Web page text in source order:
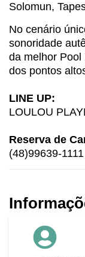
Solomun,
No cenário
sonoridade
da melhor Pool
dos pontos
LINE UP:
LOULOU
Reserva de
(48)99639-1111